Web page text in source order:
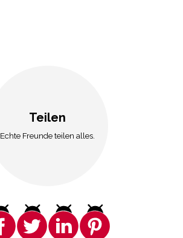
Teilen
Echte Freunde teilen alles.